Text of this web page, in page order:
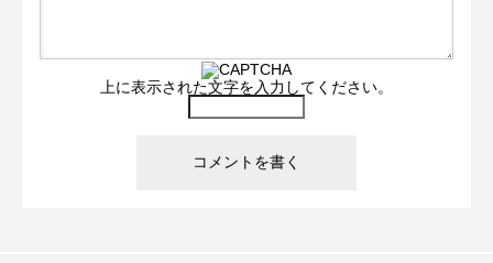
上に表示された文字を入力してください。